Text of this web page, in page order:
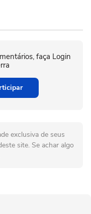
faça Login
exclusiva de seus
site. Se achar algo